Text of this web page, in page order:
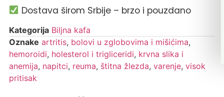
Dostava širom Srbije – brzo i pouzdano
Kategorija Biljna kafa
Oznake artritis, bolovi u zglobovima i mišićima,
hemoroidi, holesterol i trigliceridi, krvna slika i
anemija, napitci, reuma, štitna žlezda, varenje, visok
pritisak